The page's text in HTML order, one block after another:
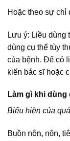
Hoặc theo sự chỉ
Lưu ý: Liều dùng
dùng cụ thể tùy
của bệnh. Để có
kiến bác sĩ hoặc
Làm gì khi dùng
Biểu hiện của
Buồn nôn, nôn,